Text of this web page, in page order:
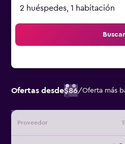
2 huéspedes, 1 habitación
Buscar
Ofertas desde$86/Oferta más
Proveedor